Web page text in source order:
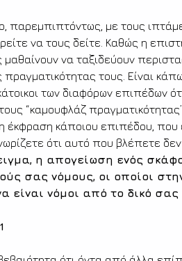
παρεμπιπτόντως, με τους
να τους δείτε. Καθώς η
μαθαίνουν να ταξιδεύουν
πραγματικότητας τους. Είναι
των διαφόρων επιπέδων
“καμουφλάζ
έκφραση κάποιου επιπέδου, που
ότι αυτό που βλέπετε δεν
η απογείωση ενός
σας νόμους, οι οποίοι
είναι νόμοι από το δικό